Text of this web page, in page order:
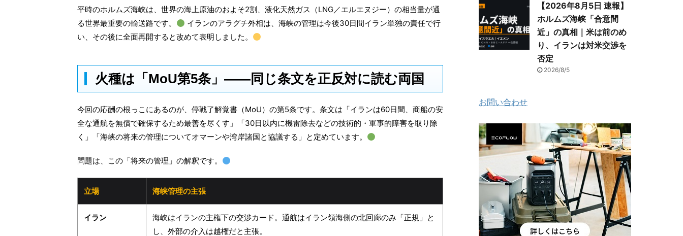
平時のホルムズ海峡は、世界の海上原油のおよそ2割、液化天然ガス（LNG／エルエヌジー）の相当量が通
る世界最重要の輸送路です。
イランのアラグチ外相は、海峡の管理は今後30日間イラン単独の責任で行
い、その後に全面再開すると改めて表明しました。
火種は「MoU第5条」——同じ条文を正反対に読む両国
今回の応酬の根っこにあるのが、停戦了解覚書（MoU）の第5条です。条文は「イランは60日間、商船の安
全な通航を無償で確保するため最善を尽くす」「30日以内に機雷除去などの技術的・軍事的障害を取り除
く」「海峡の将来の管理についてオマーンや湾岸諸国と協議する」と定めています。
問題は、この「将来の管理」の解釈です。
立場 海峡管理の主張
イラン
海峡はイランの主権下の交渉カード。通航はイラン領海側の北回廊のみ「正規」と
し、外部の介入は越権だと主張。
【2026年8月5日 速報】
ホルムズ海峡「合意間
近」の真相｜米は前のめ
り、イランは対米交渉を
否定
2026/8/5
お問い合わせ